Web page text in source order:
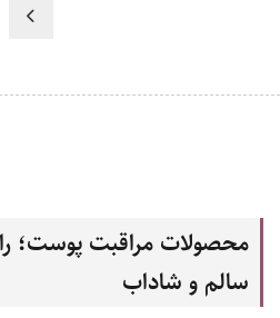
محصولات مراقبت پوست؛
سالم و شاداب